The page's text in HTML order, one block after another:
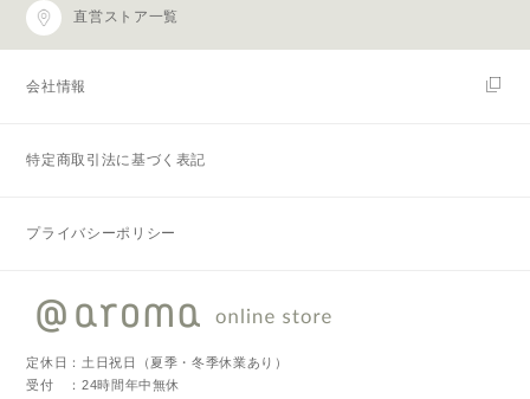
直営ストア一覧
会社情報
特定商取引法に基づく表記
プライバシーポリシー
定休日：土日祝日（夏季・冬季休業あり）
受付 ：24時間年中無休